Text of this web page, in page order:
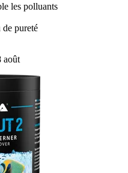
les polluants
de pureté
août